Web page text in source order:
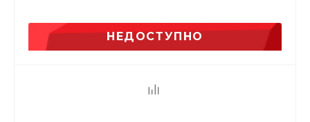
НЕДОСТУПНО